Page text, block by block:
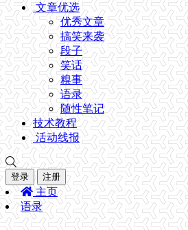
文章优选
优秀文章
搞笑来袭
段子
笑话
糗事
语录
随性笔记
技术教程
活动线报
登录 注册
主页
语录